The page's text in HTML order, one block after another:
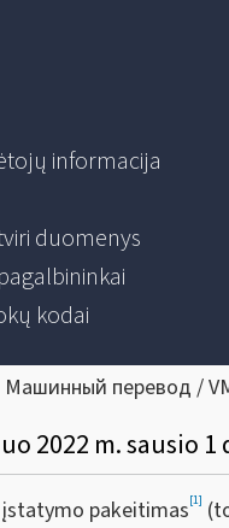
informacija
duomenys
kodai
Машинный перевод /
2022 m. sausio 1
pakeitimas[1]